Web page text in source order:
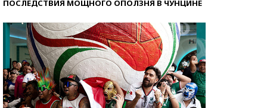
ПОСЛЕДСТВИЯ МОЩНОГО ОПОЛЗНЯ В ЧУНЦИНЕ